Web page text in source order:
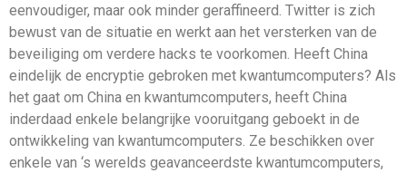
eenvoudiger, maar ook minder geraffineerd. Twitter is zich
bewust van de situatie en werkt aan het versterken van de
beveiliging om verdere hacks te voorkomen. Heeft China
eindelijk de encryptie gebroken met kwantumcomputers? Als
het gaat om China en kwantumcomputers, heeft China
inderdaad enkele belangrijke vooruitgang geboekt in de
ontwikkeling van kwantumcomputers. Ze beschikken over
enkele van ‘s werelds geavanceerdste kwantumcomputers,